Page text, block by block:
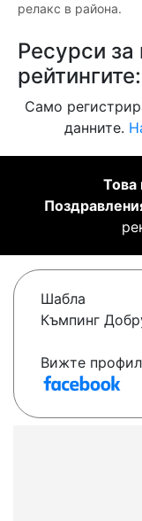
релакс в района.
Ресурси за
рейтингите:
Само
данните.
Това
Шабла
Къмпинг
Вижте